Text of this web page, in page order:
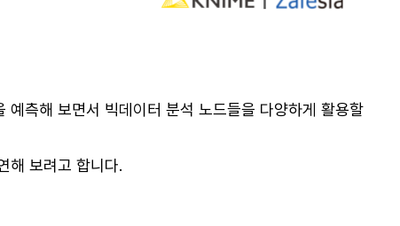
측해 보면서 빅데이터 분석 노드들을 다양하게 활용할
해 보려고 합니다.